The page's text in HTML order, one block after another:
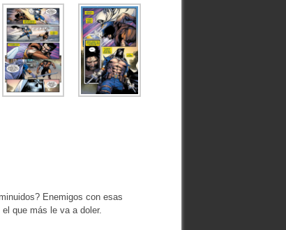
Enemigos con esas
que más le va a doler.